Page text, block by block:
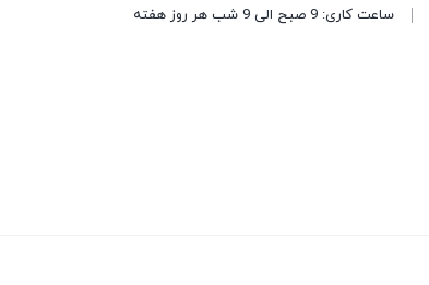
ساعت کاری: 9 صبح الی 9 شب هر روز هفته